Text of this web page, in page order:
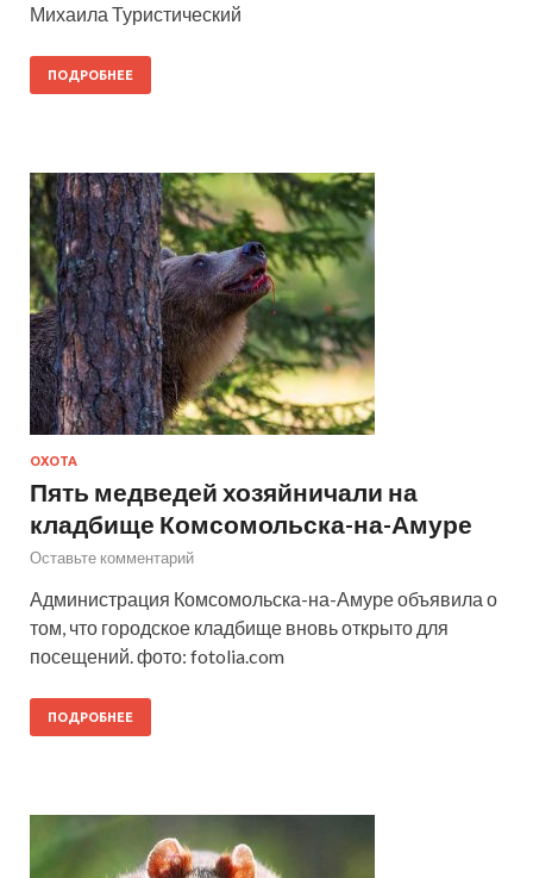
Михаила Туристический
ПОДРОБНЕЕ
ОХОТА
Пять медведей хозяйничали на
кладбище Комсомольска-на-Амуре
Оставьте комментарий
Администрация Комсомольска-на-Амуре объявила о
том, что городское кладбище вновь открыто для
посещений. фото: fotolia.com
ПОДРОБНЕЕ